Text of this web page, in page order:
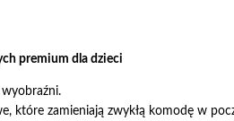
premium dla dzieci
wyobraźni.
które zamieniają zwykłą komodę w